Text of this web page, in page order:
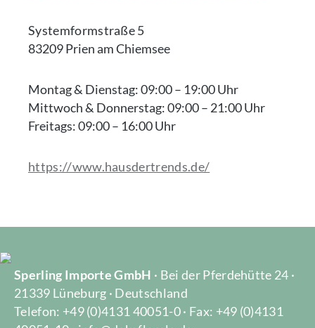
Systemformstraße 5
83209 Prien am Chiemsee
Montag & Dienstag:09:00 – 19:00 Uhr
Mittwoch & Donnerstag:09:00 – 21:00 Uhr
Freitags: 09:00 – 16:00 Uhr
https://www.hausdertrends.de/
Sperling Importe GmbH · Bei der Pferdehütte 24 ·
21339 Lüneburg · Deutschland
Telefon: +49 (0)4131 40051-0 · Fax: +49 (0)4131